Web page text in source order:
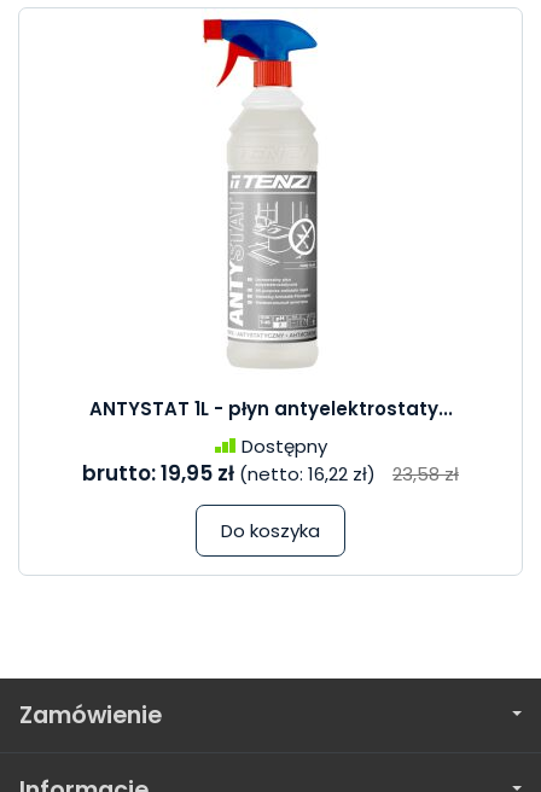
ANTYSTAT 1L - płyn antyelektrostaty...
Dostępny
brutto:19,95 zł (netto: 16,22 zł) 23,58 zł
Do koszyka
Zamówienie